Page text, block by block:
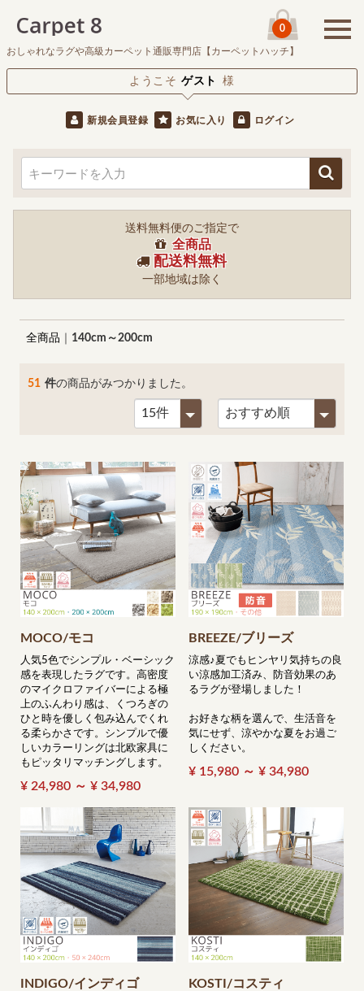
おしゃれなラグや高級カーペット通販専門店【カーペットハッチ】
0
ようこそ ゲスト 様
新規会員登録 お気に入り ログイン
送料無料便のご指定で
全商品
配送料無料
一部地域は除く
全商品 140cm～200cm
51 件の商品がみつかりました。
MOCO/モコ
人気5色でシンプル・ベーシック
感を表現したラグです。高密度
のマイクロファイバーによる極
上のふんわり感は、くつろぎの
ひと時を優しく包み込んでくれ
る柔らかさです。シンプルで優
しいカラーリングは北欧家具に
もピッタリマッチングします。
¥ 24,980 ～ ¥ 34,980
BREEZE/ブリーズ
涼感♪夏でもヒンヤリ気持ちの良
い涼感加工済み、防音効果のあ
るラグが登場しました！
お好きな柄を選んで、生活音を
気にせず、涼やかな夏をお過ご
しください。
¥ 15,980 ～ ¥ 34,980
INDIGO/インディゴ KOSTI/コスティ